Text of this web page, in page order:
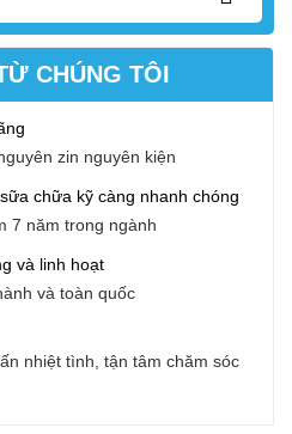
CHÚNG TÔI
zin nguyên kiện
chữa kỹ càng nhanh chóng
7 năm trong ngành
và linh hoạt
và toàn quốc
nhiệt tình, tận tâm chăm sóc